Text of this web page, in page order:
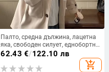
Палто, средна дължина, лацетна
яка, свободен силует, еднобортно
закопчаване, еднотонно,
пролетно-есенно, външен плат:
полиестер 95%, подплата:
62.43 €/122.10 лв
add_shopping_cart